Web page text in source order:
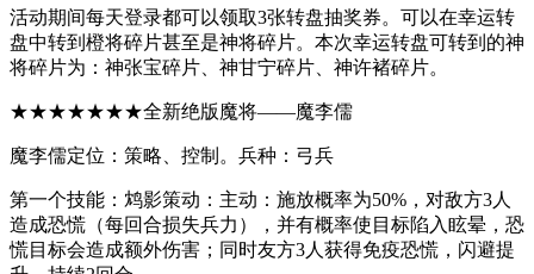
活动期间每天登录都可以领取3张转盘抽奖券。可以在幸运转
盘中转到橙将碎片甚至是神将碎片。本次幸运转盘可转到的神
将碎片为：神张宝碎片、神甘宁碎片、神许褚碎片。
★★★★★★★全新绝版魔将——魔李儒
魔李儒定位：策略、控制。兵种：弓兵
第一个技能：鸩影策动：主动：施放概率为50%，对敌方3人
造成恐慌（每回合损失兵力），并有概率使目标陷入眩晕，恐
慌目标会造成额外伤害；同时友方3人获得免疫恐慌，闪避提